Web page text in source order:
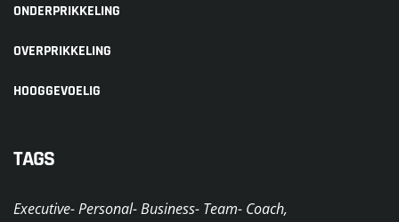
ONDERPRIKKELING
OVERPRIKKELING
HOOGGEVOELIG
TAGS
Executive- Personal- Business- Team- Coach,